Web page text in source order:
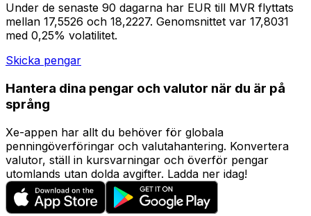
Under de senaste 90 dagarna har EUR till MVR flyttats
mellan 17,5526 och 18,2227. Genomsnittet var 17,8031
med 0,25% volatilitet.
Skicka pengar
Hantera dina pengar och valutor när du är på
språng
Xe-appen har allt du behöver för globala
penningöverföringar och valutahantering. Konvertera
valutor, ställ in kursvarningar och överför pengar
utomlands utan dolda avgifter. Ladda ner idag!